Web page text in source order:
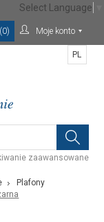
(0) Moje konto
zaawansowane
PL
Plafony
Select Language